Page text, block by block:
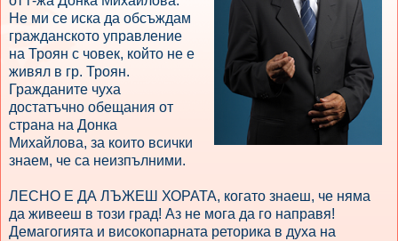
Не ми се иска да обсъждам
гражданското управление
на Троян с човек, който не е
живял в гр. Троян.
Гражданите чуха
достатъчно обещания от
страна на Донка
Михайлова, за които всички
знаем, че са неизпълними.
ЛЕСНО Е ДА ЛЪЖЕШ ХОРАТА, когато знаеш, че няма
да живееш в този град! Аз не мога да го направя!
Демагогията и високопарната реторика в духа на